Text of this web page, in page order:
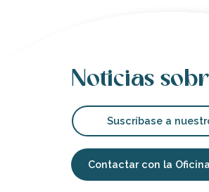
Noticias
Suscríbase a
Contactar con la